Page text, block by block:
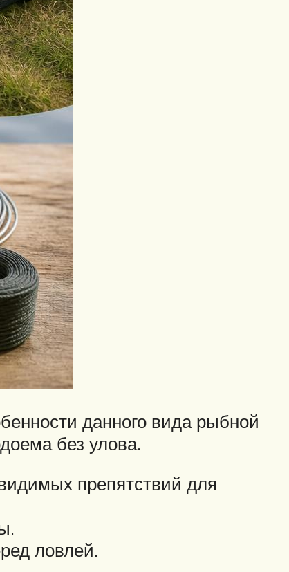
данного вида рыбной
без улова.
препятствий для
ловлей.